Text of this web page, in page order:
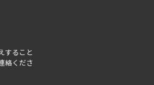
すること
絡くださ